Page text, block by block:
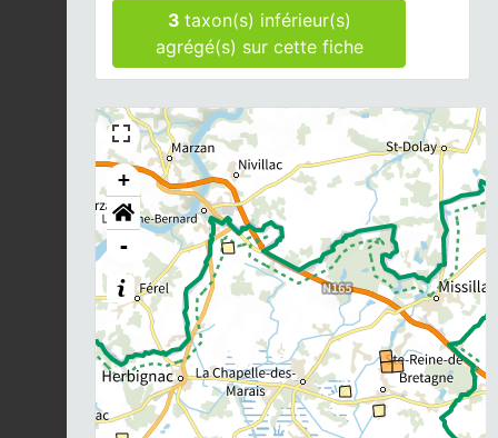
3 taxon(s) inférieur(s)
agrégé(s) sur cette fiche
+
-